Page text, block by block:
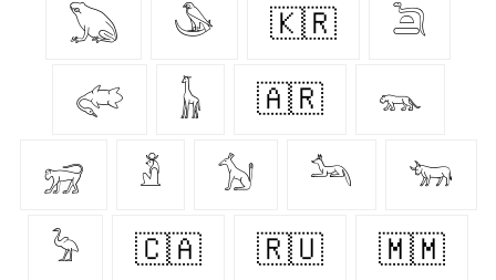
𓆏 𓅇 🇰🇷 𓆖
𓅾 𓃱 🇦🇷 𓃮
𓃸 𓁳 𓃩 𓃢 𓃓
𓅦 🇨🇦 🇷🇺 🇲🇲